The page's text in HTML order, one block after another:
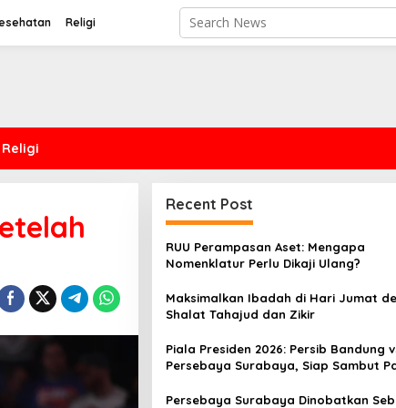
Religi
Religi
Recent Post
RUU Perampasan Aset: Mengapa
Nomenklatur Perlu Dikaji Ulang?
Maksimalkan Ibadah di Hari Jumat
Shalat Tahajud dan Zikir
Piala Presiden 2026: Persib Bandung
Persebaya Surabaya, Siap Sambut
Persebaya Surabaya Dinobatkan